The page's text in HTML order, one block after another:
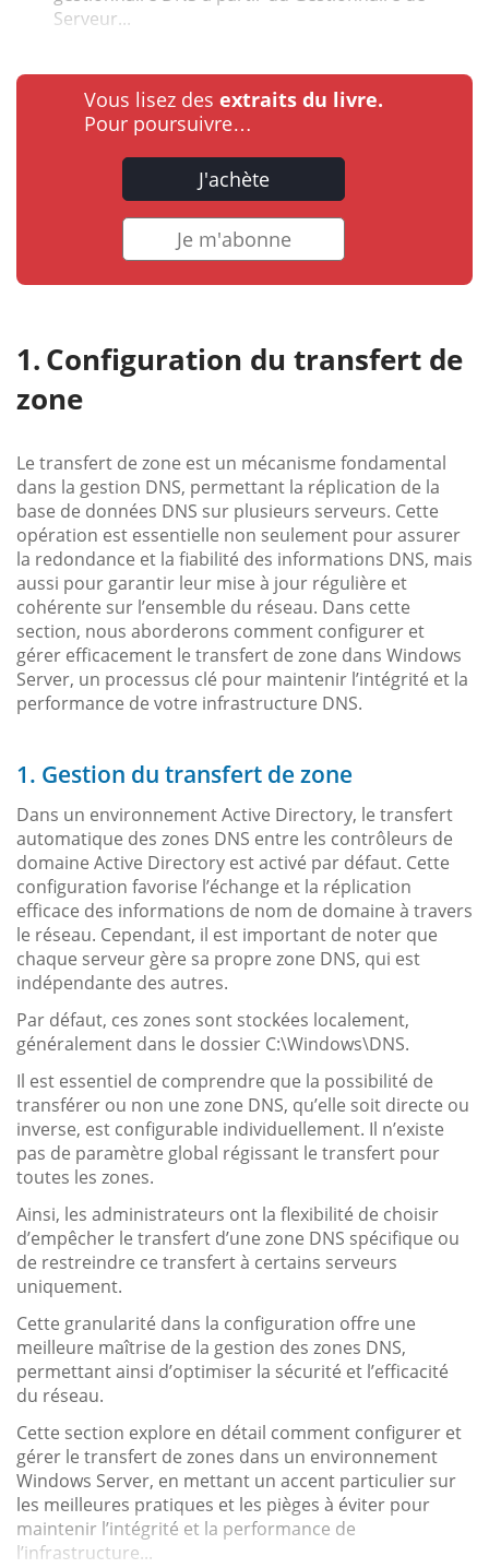
Serveur...
Vous lisez des extraits du livre.
Pour poursuivre…
J'achète
Je m'abonne
Configuration du transfert de
zone
Le transfert de zone est un mécanisme fondamental
dans la gestion DNS, permettant la réplication de la
base de données DNS sur plusieurs serveurs. Cette
opération est essentielle non seulement pour assurer
la redondance et la fiabilité des informations DNS, mais
aussi pour garantir leur mise à jour régulière et
cohérente sur l’ensemble du réseau. Dans cette
section, nous aborderons comment configurer et
gérer efficacement le transfert de zone dans Windows
Server, un processus clé pour maintenir l’intégrité et la
performance de votre infrastructure DNS.
1. Gestion du transfert de zone
Dans un environnement Active Directory, le transfert
automatique des zones DNS entre les contrôleurs de
domaine Active Directory est activé par défaut. Cette
configuration favorise l’échange et la réplication
efficace des informations de nom de domaine à travers
le réseau. Cependant, il est important de noter que
chaque serveur gère sa propre zone DNS, qui est
indépendante des autres.
Par défaut, ces zones sont stockées localement,
généralement dans le dossier C:\Windows\DNS.
Il est essentiel de comprendre que la possibilité de
transférer ou non une zone DNS, qu’elle soit directe ou
inverse, est configurable individuellement. Il n’existe
pas de paramètre global régissant le transfert pour
toutes les zones.
Ainsi, les administrateurs ont la flexibilité de choisir
d’empêcher le transfert d’une zone DNS spécifique ou
de restreindre ce transfert à certains serveurs
uniquement.
Cette granularité dans la configuration offre une
meilleure maîtrise de la gestion des zones DNS,
permettant ainsi d’optimiser la sécurité et l’efficacité
du réseau.
Cette section explore en détail comment configurer et
gérer le transfert de zones dans un environnement
Windows Server, en mettant un accent particulier sur
les meilleures pratiques et les pièges à éviter pour
maintenir l’intégrité et la performance de
l’infrastructure...